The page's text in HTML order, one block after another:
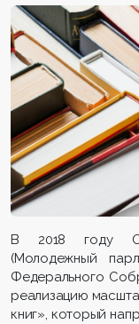
В 2018 году
(Молодежный
Федерального
реализацию
книг», который